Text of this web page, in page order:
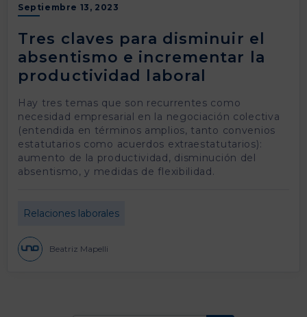
Septiembre 13, 2023
Tres claves para disminuir el
absentismo e incrementar la
productividad laboral
Hay tres temas que son recurrentes como
necesidad empresarial en la negociación colectiva
(entendida en términos amplios, tanto convenios
estatutarios como acuerdos extraestatutarios):
aumento de la productividad, disminución del
absentismo, y medidas de flexibilidad.
Relaciones laborales
Beatriz Mapelli